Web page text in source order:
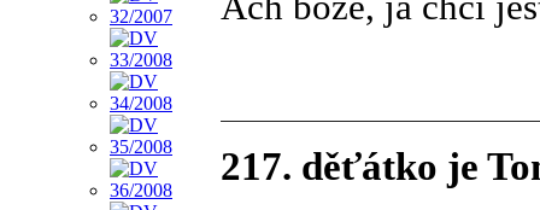
217. děťátko je